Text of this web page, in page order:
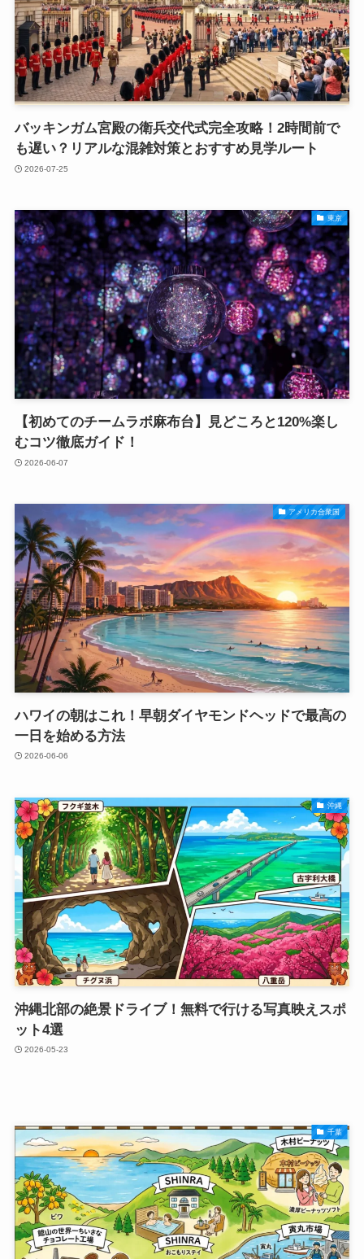
バッキンガム宮殿の衛兵交代式完全攻略！2時間前で
も遅い？リアルな混雑対策とおすすめ見学ルート
2026-07-25
東京
【初めてのチームラボ麻布台】見どころと120%楽し
むコツ徹底ガイド！
2026-06-07
アメリカ合衆国
ハワイの朝はこれ！早朝ダイヤモンドヘッドで最高の
一日を始める方法
2026-06-06
沖縄
沖縄北部の絶景ドライブ！無料で行ける写真映えスポ
ット4選
2026-05-23
千葉